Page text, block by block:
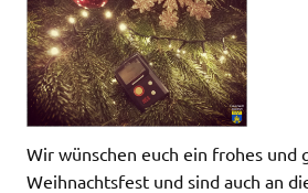
Wir wünschen euch ein frohes und
Weihnachtsfest und sind auch an